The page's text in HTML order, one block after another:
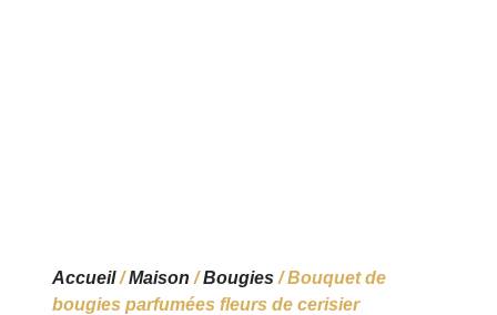
Accueil/Maison /Bougies/ Bouquet de
bougies parfumées fleurs de cerisier